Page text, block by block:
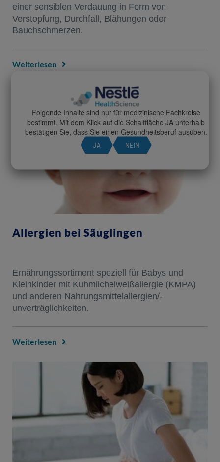
einer sensiblen Verdauung in Form von
Verstopfung, Durchfall, Blähungen oder
Bauchschmerzen.
Weiterlesen
Allergien bei Säuglingen
Ernährungssortiment speziell für Babys und
Kleinkinder mit Kuhmilcheiweißallergie (KMPA)
und anderen Nahrungsmittelallergien/-
unverträglichkeiten.​
Weiterlesen
Folgende Inhalte sind nur für medizinische Fachkreise
bestimmt. Mit dem Klick auf die Schaltfläche JA unterhalb
bestätigen Sie, dass Sie einen Gesundheitsberuf ausüben.
JA NEIN